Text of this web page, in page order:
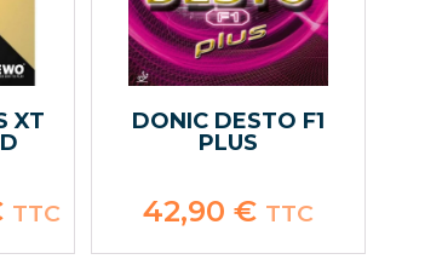
XT
Le
prix
est :
TTC
DONIC DESTO F1
PLUS
42,90 € TTC